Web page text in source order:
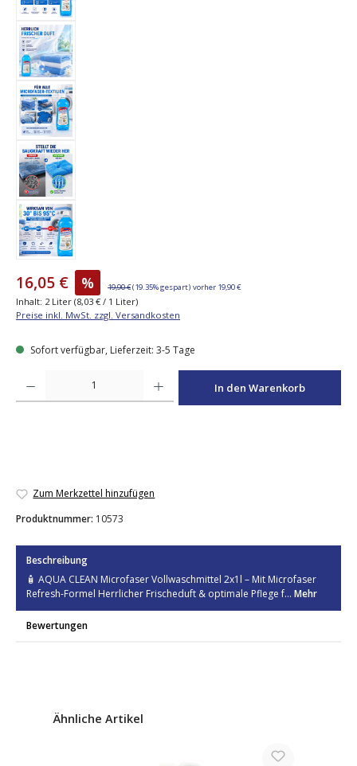
16,05 € % 19,90 €(19.35% gespart) vorher 19,90 €
Inhalt: 2 Liter (8,03 € / 1 Liter)
Preise inkl. MwSt. zzgl. Versandkosten
Sofort verfügbar, Lieferzeit: 3-5 Tage
In den Warenkorb
Zum Merkzettel hinzufügen
Produktnummer: 10573
Beschreibung
🧴 AQUA CLEAN Microfaser Vollwaschmittel 2x1l – Mit Microfaser
Refresh-Formel Herrlicher Frischeduft & optimale Pflege f… Mehr
Bewertungen
Produktgalerie überspringen
Ähnliche Artikel